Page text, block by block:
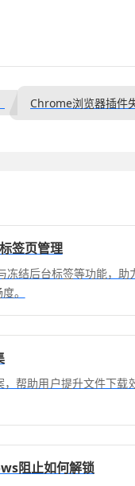
签页管理
结后台标签等功能，助
。
帮助用户提升文件下载
阻止如何解锁